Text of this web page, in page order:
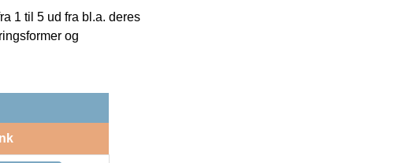
1 til 5 ud fra bl.a. deres
og